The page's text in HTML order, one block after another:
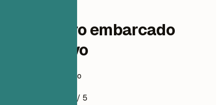
Engenheiro embarcado
automotivo
Exemplo de currículo
/ 5